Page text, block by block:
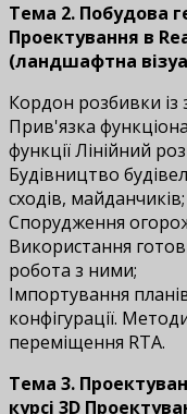
Тема 2. Побудова
Проектування в
(ландшафтна
Кордон розбивки
Прив'язка
функції Лінійний
Будівництво
сходів, майданчиків;
Спорудження
Використання
робота з ними;
Імпортування
конфігурації.
переміщення RTA.
Тема 3.
курсі 3D